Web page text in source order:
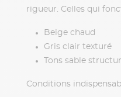
rigueur. Celles qui
Beige chaud
Gris clair texturé
Tons sable
Conditions